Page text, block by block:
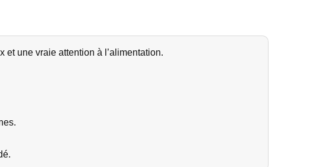
et une vraie attention à l’alimentation.